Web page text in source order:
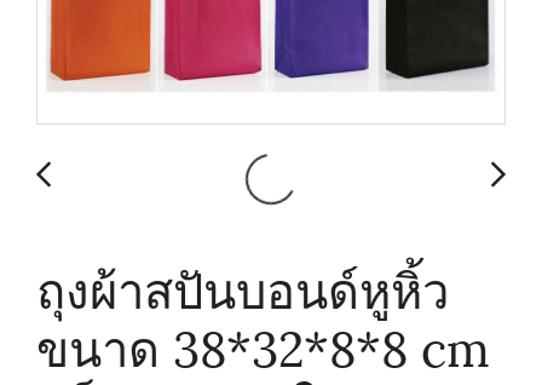
ถุงผ้าสปันบอนด์หูหิ้ว
ขนาด 38*32*8*8 cm